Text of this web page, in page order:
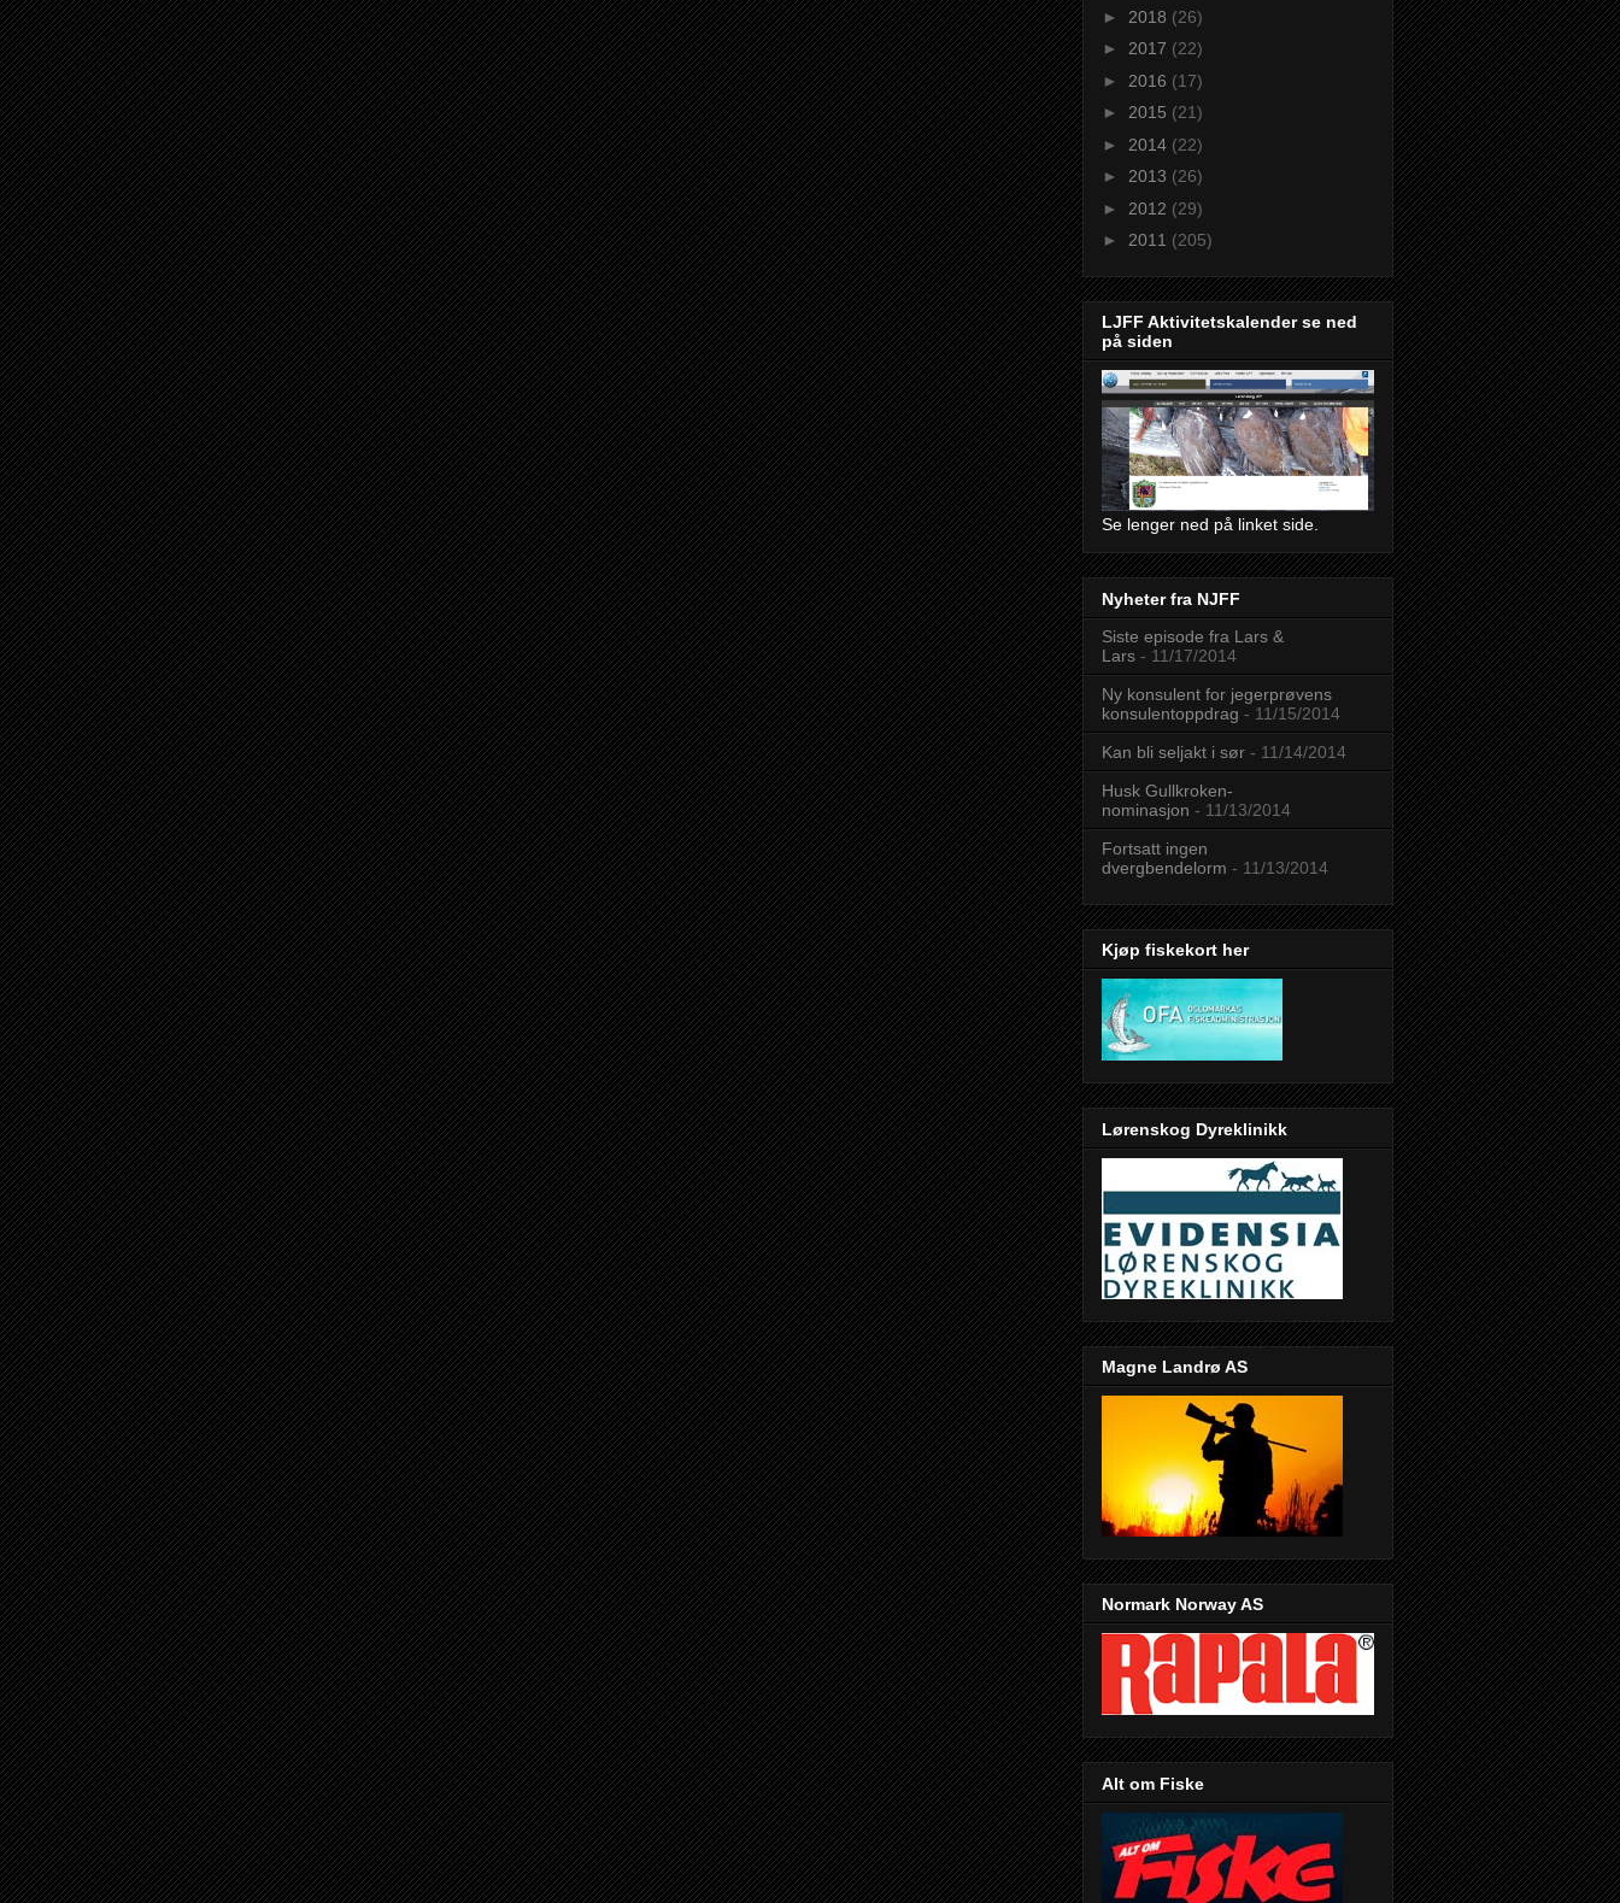
► 2018 (26)
► 2017 (22)
► 2016 (17)
► 2015 (21)
► 2014 (22)
► 2013 (26)
► 2012 (29)
► 2011 (205)
LJFF Aktivitetskalender se ned
på siden
Se lenger ned på linket side.
Nyheter fra NJFF
Siste episode fra Lars &
Lars - 11/17/2014
Ny konsulent for jegerprøvens
konsulentoppdrag - 11/15/2014
Kan bli seljakt i sør - 11/14/2014
Husk Gullkroken-
nominasjon - 11/13/2014
Fortsatt ingen
dvergbendelorm - 11/13/2014
Kjøp fiskekort her
Lørenskog Dyreklinikk
Magne Landrø AS
Normark Norway AS
Alt om Fiske